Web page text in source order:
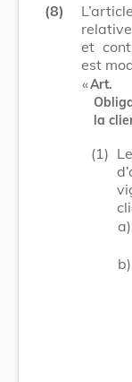
(8)
et
est
​ «
la
(1)
a)
b)